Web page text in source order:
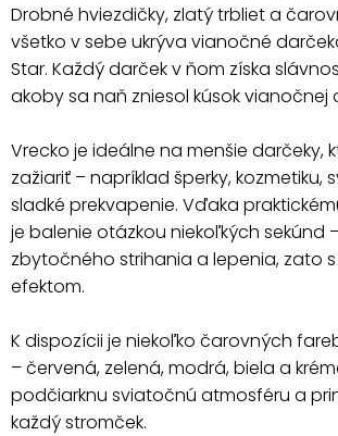
Drobné hviezdičky, zlatý trbliet a
všetko v sebe ukrýva vianočné
Star. Každý darček v ňom získa
akoby sa naň zniesol kúsok vianočnej
Vrecko je ideálne na menšie darčeky,
zažiariť – napríklad šperky, kozmetiku,
sladké prekvapenie. Vďaka
je balenie otázkou niekoľkých sekúnd
zbytočného strihania a lepenia, zato
efektom.
K dispozícii je niekoľko čarovných
– červená, zelená, modrá, biela a
podčiarknu sviatočnú atmosféru a
každý stromček.